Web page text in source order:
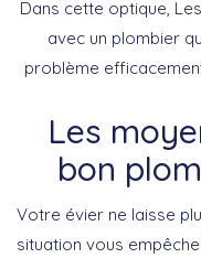
Dans cette optique,
avec un plombier
problème
Les
bon
Votre évier ne laisse
situation vous